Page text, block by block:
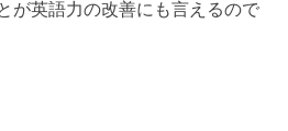
が英語力の改善にも言えるので